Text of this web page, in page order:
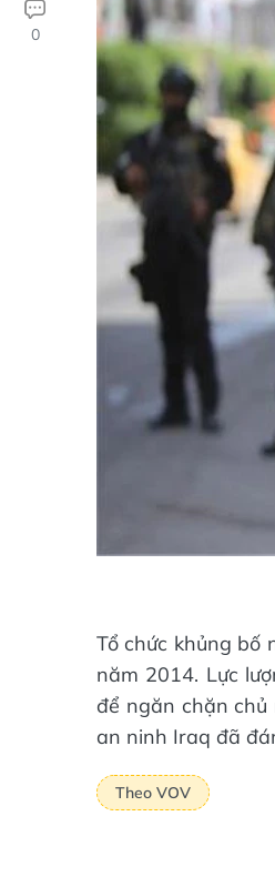
0
Tổ chức khủng bố
năm 2014. Lực
để ngăn chặn chủ
an ninh Iraq đã
Theo VOV